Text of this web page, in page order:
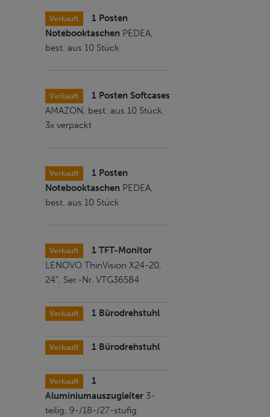
Verkauft
1 Posten
Notebooktaschen PEDEA,
best. aus 10 Stück
Verkauft
1 Posten Softcases
AMAZON, best. aus 10 Stück,
3x verpackt
Verkauft
1 Posten
Notebooktaschen PEDEA,
best. aus 10 Stück
Verkauft
1 TFT-Monitor
LENOVO ThinVision X24-20,
24", Ser.-Nr. VTG36584
Verkauft 1 Bürodrehstuhl
Verkauft 1 Bürodrehstuhl
Verkauft
1
Aluminiumauszugleiter 3-
teilig, 9-/18-/27-stufig